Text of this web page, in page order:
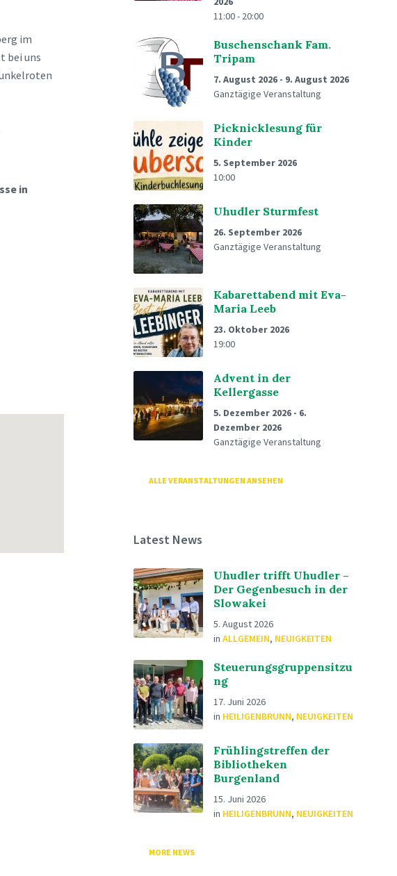
im
bei uns
in
11:00 - 20:00
Buschenschank Fam.
Tripam
7. August 2026 - 9. August 2026
Ganztägige Veranstaltung
Picknicklesung für
Kinder
5. September 2026
10:00
Uhudler Sturmfest
26. September 2026
Ganztägige Veranstaltung
Kabarettabend mit Eva-
Maria Leeb
23. Oktober 2026
19:00
Advent in der
Kellergasse
5. Dezember 2026 - 6.
Dezember 2026
Ganztägige Veranstaltung
ALLE VERANSTALTUNGEN ANSEHEN
Latest News
Uhudler trifft Uhudler –
Der Gegenbesuch in der
Slowakei
5. August 2026
inALLGEMEIN, NEUIGKEITEN
Steuerungsgruppensitzu
ng
17. Juni 2026
in HEILIGENBRUNN, NEUIGKEITEN
Frühlingstreffen der
Bibliotheken
Burgenland
15. Juni 2026
in HEILIGENBRUNN, NEUIGKEITEN
MORE NEWS